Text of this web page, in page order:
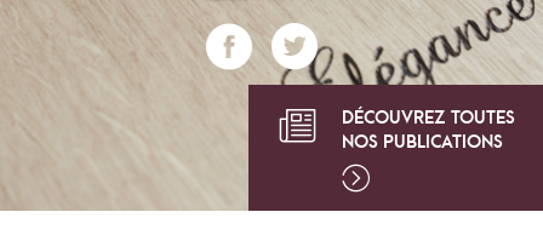
DÉCOUVREZ TOUTES
NOS PUBLICATIONS